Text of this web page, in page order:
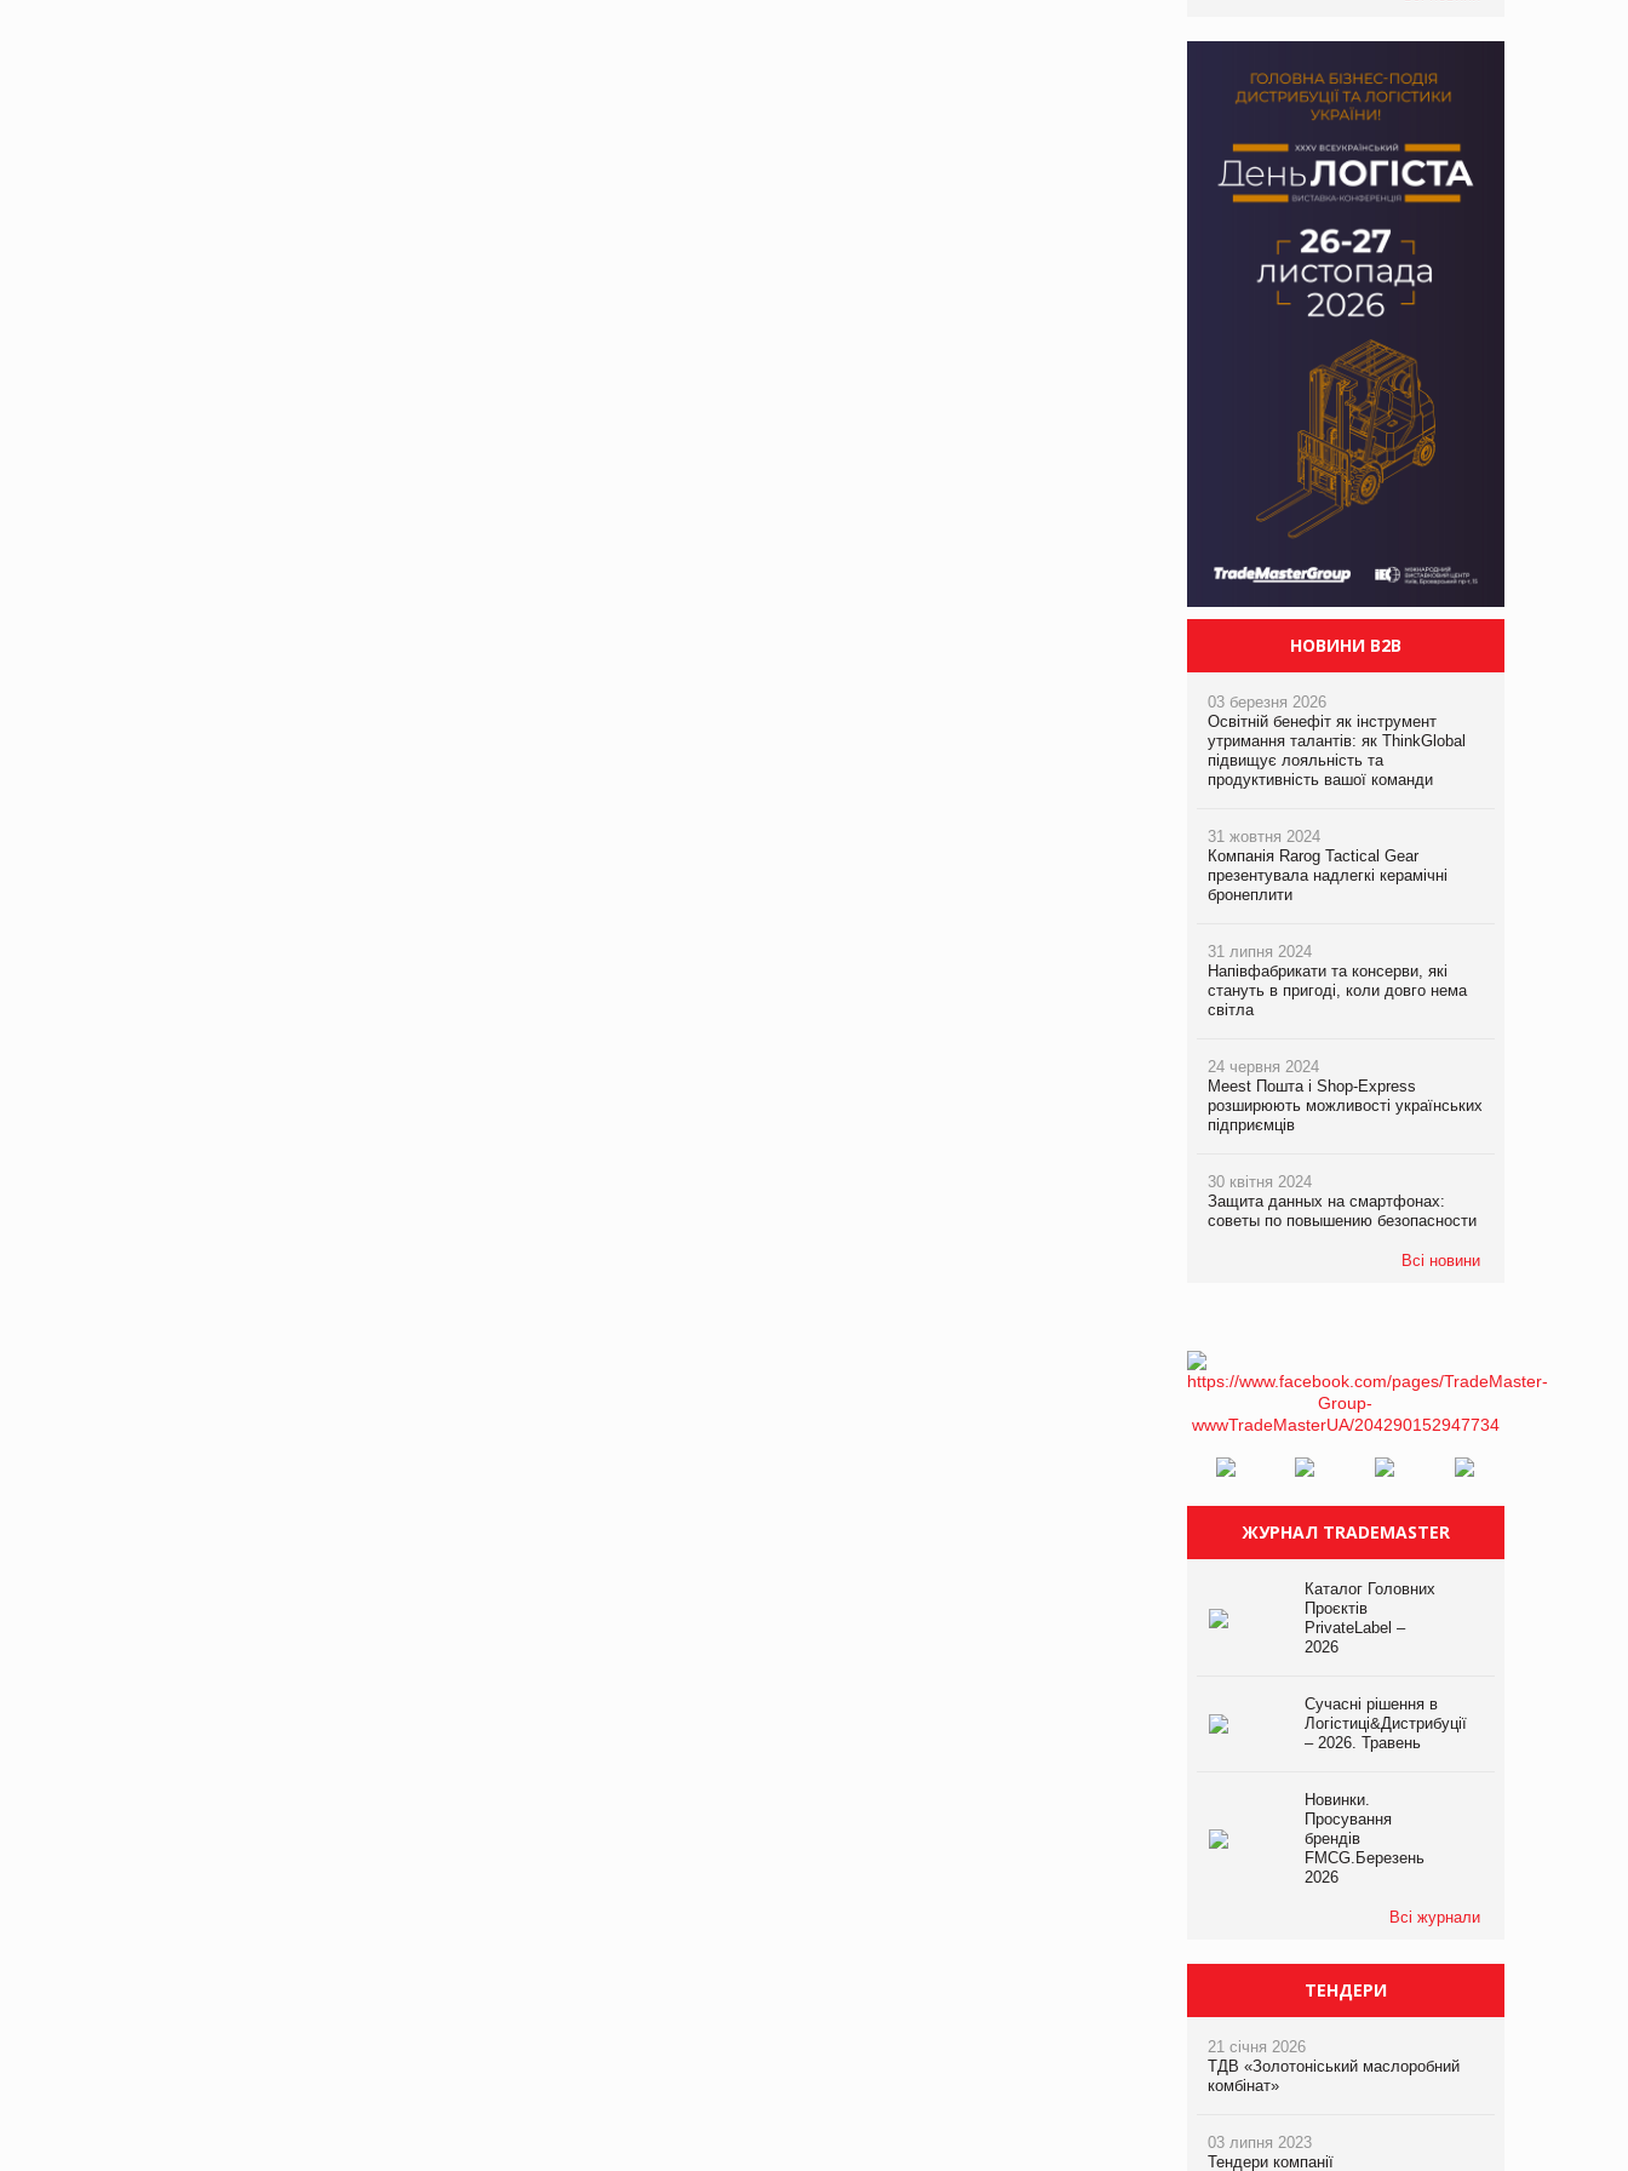
НОВИНИ B2B
03 березня 2026
Освітній бенефіт як інструмент
утримання талантів: як ThinkGlobal
підвищує лояльність та
продуктивність вашої команди
31 жовтня 2024
Компанія Rarog Tactical Gear
презентувала надлегкі керамічні
бронеплити
31 липня 2024
Напівфабрикати та консерви, які
стануть в пригоді, коли довго нема
світла
24 червня 2024
Meest Пошта і Shop-Express
розширюють можливості українських
підприємців
30 квітня 2024
Защита данных на смартфонах:
советы по повышению безопасности
Всі новини
ЖУРНАЛ TRADEMASTER
Каталог Головних
Проєктів
PrivateLabel –
2026
Сучасні рішення в
Логістиці&Дистрибуції
– 2026. Травень
Новинки.
Просування
брендів
FMCG.Березень
2026
Всі журнали
ТЕНДЕРИ
21 січня 2026
ТДВ «Золотоніський маслоробний
комбінат»
03 липня 2023
Тендери компанії